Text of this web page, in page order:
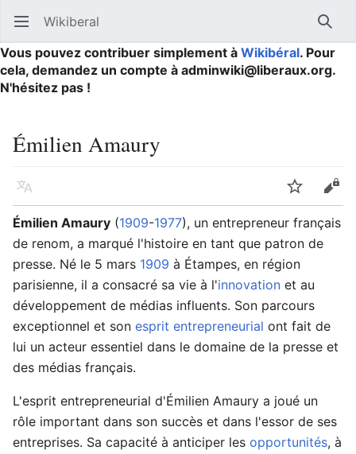
Ouvrir le menu principal Wikiberal
Vous pouvez contribuer simplement à Wikibéral. Pour
cela, demandez un compte à adminwiki@liberaux.org.
N'hésitez pas !
Émilien Amaury
Langue Suivre
Émilien Amaury (1909-1977), un entrepreneur français
de renom, a marqué l'histoire en tant que patron de
presse. Né le 5 mars 1909 à Étampes, en région
parisienne, il a consacré sa vie à l'innovation et au
développement de médias influents. Son parcours
exceptionnel et son esprit entrepreneurial ont fait de
lui un acteur essentiel dans le domaine de la presse et
des médias français.
L'esprit entrepreneurial d'Émilien Amaury a joué un
rôle important dans son succès et dans l'essor de ses
entreprises. Sa capacité à anticiper les opportunités, à